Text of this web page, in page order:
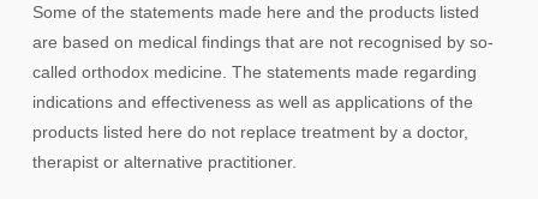
Some of the statements made here and the products listed
are based on medical findings that are not recognised by so-
called orthodox medicine. The statements made regarding
indications and effectiveness as well as applications of the
products listed here do not replace treatment by a doctor,
therapist or alternative practitioner.